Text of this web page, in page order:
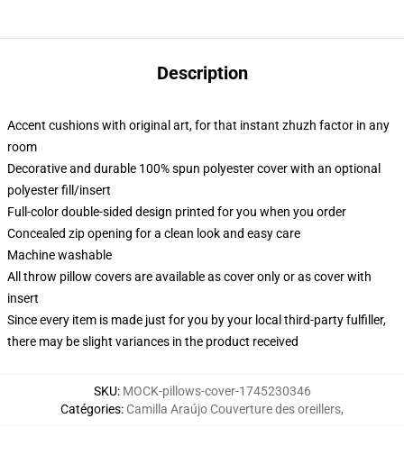
Description
Accent cushions with original art, for that instant zhuzh factor in any
room
Decorative and durable 100% spun polyester cover with an optional
polyester fill/insert
Full-color double-sided design printed for you when you order
Concealed zip opening for a clean look and easy care
Machine washable
All throw pillow covers are available as cover only or as cover with
insert
Since every item is made just for you by your local third-party fulfiller,
there may be slight variances in the product received
SKU: MOCK-pillows-cover-1745230346
Catégories: Camilla Araújo Couverture des oreillers,